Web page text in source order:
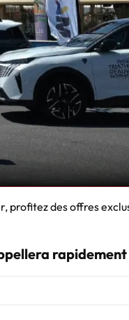
profitez des offres
rapidement